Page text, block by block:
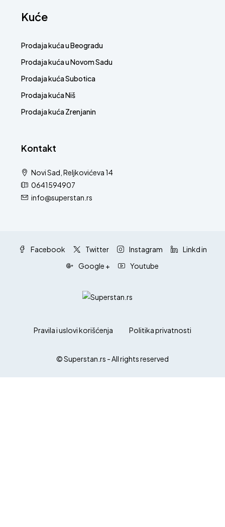
Kuće
Prodaja kuća u Beogradu
Prodaja kuća u Novom Sadu
Prodaja kuća Subotica
Prodaja kuća Niš
Prodaja kuća Zrenjanin
Kontakt
Novi Sad, Reljkovićeva 14
0641594907
info@superstan.rs
Facebook Twitter Instagram
Linkd in
Google +
Youtube
Pravila i uslovi korišćenja Politika privatnosti
© Superstan.rs - All rights reserved